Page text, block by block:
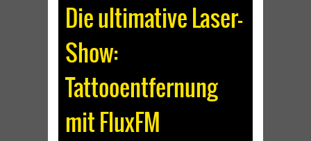
Die ultimative Laser-
Show:
Tattooentfernung
mit FluxFM